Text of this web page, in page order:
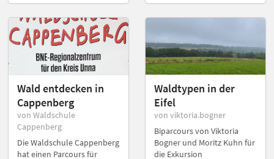
Wald entdecken in
Cappenberg
von Waldschule
Cappenberg
Die Waldschule Cappenberg
hat einen Parcours für
Waldtypen in der
Eifel
von viktoria.bogner
Biparcours von Viktoria
Bogner und Moritz Kuhn für
die Exkursion